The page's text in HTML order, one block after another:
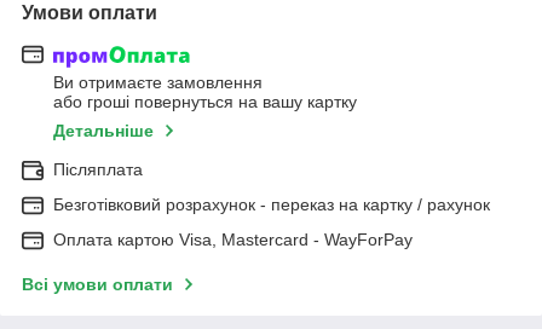
Умови оплати
Ви отримаєте замовлення
або гроші повернуться на вашу картку
Детальніше
Післяплата
Безготівковий розрахунок - переказ на картку / рахунок
Оплата картою Visa, Mastercard - WayForPay
Всі умови оплати